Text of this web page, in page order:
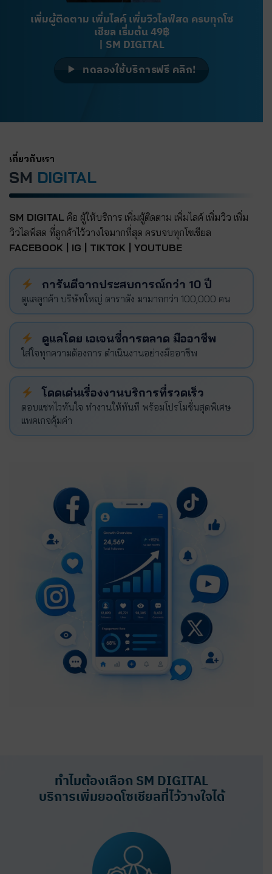
เพิ่มผู้ติดตาม เพิ่มไลค์ เพิ่มวิวไลฟ์สด ครบทุกโซ
เชียล เริ่มต้น 49฿
| SM DIGITAL
ทดลองใช้บริการฟรี คลิก!
เกี่ยวกับเรา
SM DIGITAL
SM DIGITAL คือ ผู้ให้บริการ เพิ่มผู้ติดตาม เพิ่มไลค์ เพิ่มวิว เพิ่ม
วิวไลฟ์สด ที่ลูกค้าไว้วางใจมากที่สุด ครบจบทุกโซเชียล
FACEBOOK | IG | TIKTOK | YOUTUBE
การันตีจากประสบการณ์กว่า 10 ปี
ดูแลลูกค้า บริษัทใหญ่ ดาราดัง มามากกว่า 100,000 คน
ดูแลโดย เอเจนซี่การตลาด มืออาชีพ
ใส่ใจทุกความต้องการ ดำเนินงานอย่างมืออาชีพ
โดดเด่นเรื่องงานบริการที่รวดเร็ว
ตอบแชทไวทันใจ ทำงานให้ทันที พร้อมโปรโมชั่นสุดพิเศษ
แพคเกจคุ้มค่า
ทำไมต้องเลือก SM DIGITAL
บริการเพิ่มยอดโซเชียลที่ไว้วางใจได้